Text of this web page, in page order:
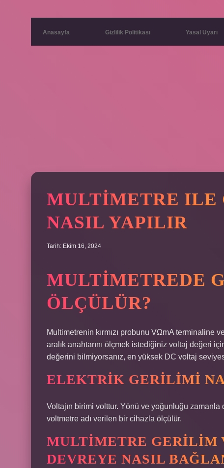
Anasayfa Gizlilik Politikası Yasal Uyarı
MULTIMETRE ILE
NASIL YAPILIR
Tarih: Ekim 16, 2024
MULTIMETREDE
ÖLÇÜLÜR?
Multimetrenin kırmızı probunu VΩmA terminaline
aralık anahtarını ölçmek istediğiniz voltaj değeri
değerini bilmiyorsanız, en yüksek DC voltaj
ELEKTRIK GERILIMI
Voltajın birimi volttur. Yönü ve yoğunluğu
voltmetre adı verilen bir cihazla ölçülür.
MULTIMETRE GERILIM
DEVREYE NASIL